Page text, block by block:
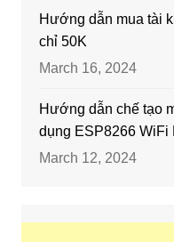
Hướng dẫn mua tài
chỉ 50K
March 16, 2024
Hướng dẫn chế tạo
dụng ESP8266 WiFi
March 12, 2024